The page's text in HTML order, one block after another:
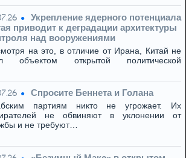
Укрепление ядерного потенциала
приводит к деградации архитектуры
над вооружениями
на это, в отличие от Ирана, Китай не
объектом открытой политической
Спросите Беннета и Голана
партиям никто не угрожает. Их
не обвиняют в уклонении от
и не требуют…